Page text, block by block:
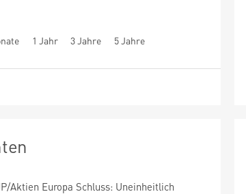
1 Jahr 3 Jahre 5 Jahre
Aktien Europa Schluss: Uneinheitlich